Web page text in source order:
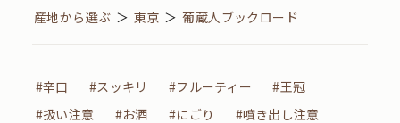
産地から選ぶ ＞ 東京 ＞ 葡蔵人ブックロード
#辛口 #スッキリ #フルーティー
#王冠
#扱い注意
#お酒 #にごり #噴き出し注意